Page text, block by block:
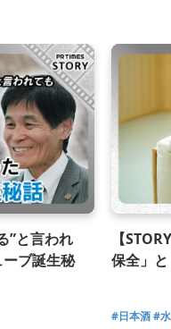
”と言われ
ブ誕生秘
【
保全」
#日本酒#